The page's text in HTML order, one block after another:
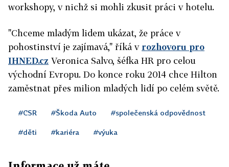
workshopy, v nichž si mohli zkusit práci v hotelu.
"Chceme mladým lidem ukázat, že práce v
pohostinství je zajímavá," říká v rozhovoru pro
IHNED.cz Veronica Salvo, šéfka HR pro celou
východní Evropu. Do konce roku 2014 chce Hilton
zaměstnat přes milion mladých lidí po celém světě.
#CSR #Škoda Auto #společenská odpovědnost
#děti #kariéra #výuka